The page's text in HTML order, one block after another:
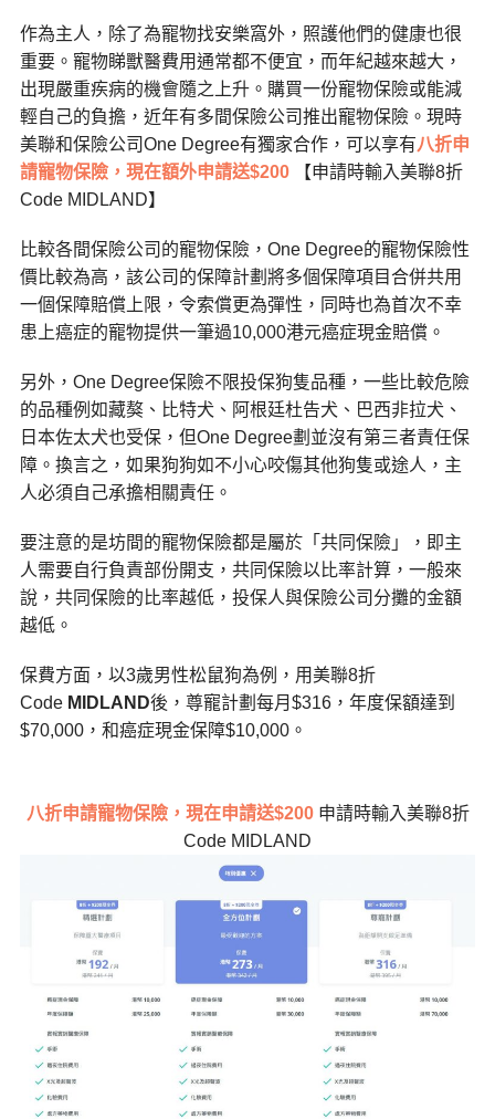
作為主人，除了為寵物找安樂窩外，照護他們的健康也很
重要。寵物睇獸醫費用通常都不便宜，而年紀越來越大，
出現嚴重疾病的機會隨之上升。購買一份寵物保險或能減
輕自己的負擔，近年有多間保險公司推出寵物保險。現時
美聯和保險公司One Degree有獨家合作，可以享有八折申
請寵物保險，現在額外申請送$200
【申請時輸入美聯8折
Code MIDLAND】
比較各間保險公司的寵物保險，One Degree的寵物保險性
價比較為高，該公司的保障計劃將多個保障項目合併共用
一個保障賠償上限，令索償更為彈性，同時也為首次不幸
患上癌症的寵物提供一筆過10,000港元癌症現金賠償。
另外，One Degree保險不限投保狗隻品種，一些比較危險
的品種例如藏獒、比特犬、阿根廷杜告犬、巴西非拉犬、
日本佐太犬也受保，但One Degree劃並沒有第三者責任保
障。換言之，如果狗狗如不小心咬傷其他狗隻或途人，主
人必須自己承擔相關責任。
要注意的是坊間的寵物保險都是屬於「共同保險」，即主
人需要自行負責部份開支，共同保險以比率計算，一般來
說，共同保險的比率越低，投保人與保險公司分攤的金額
越低。
保費方面，以3歲男性松鼠狗為例，用美聯8折
Code MIDLAND後，尊寵計劃每月$316，年度保額達到
$70,000，和癌症現金保障$10,000。
八折申請寵物保險，現在申請送$200 申請時輸入美聯8折
Code MIDLAND